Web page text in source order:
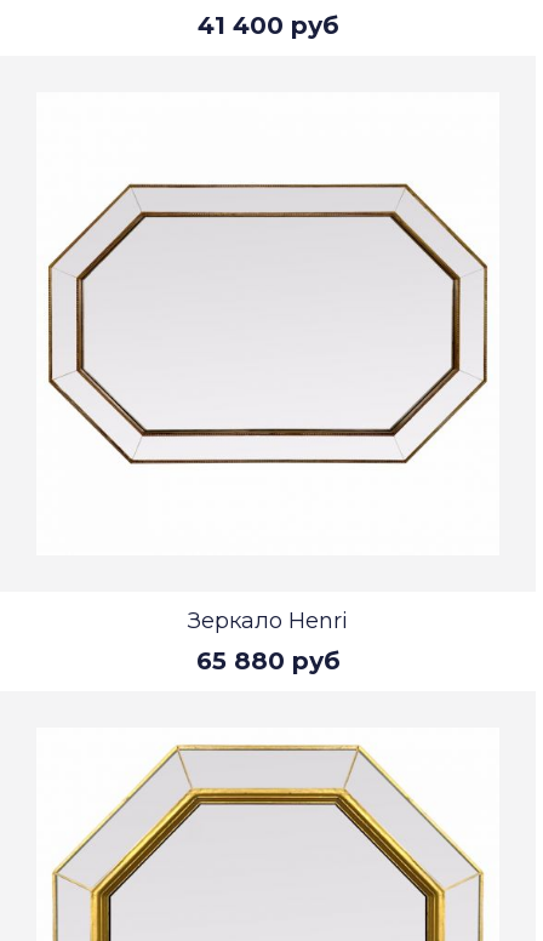
41 400 руб
Зеркало Henri
65 880 руб